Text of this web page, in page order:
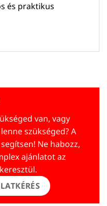
és praktikus
van, vagy
szükséged? A
Ne habozz,
ajánlatot az